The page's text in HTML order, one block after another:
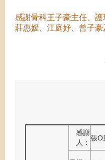
感謝骨科王子豪主任、護
莊惠媛、江庭妤、曾子
感謝
人：
張O